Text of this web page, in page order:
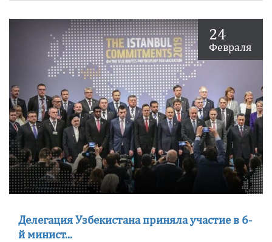
24
Февраля
Делегация Узбекистана приняла участие в 6-
й минист...